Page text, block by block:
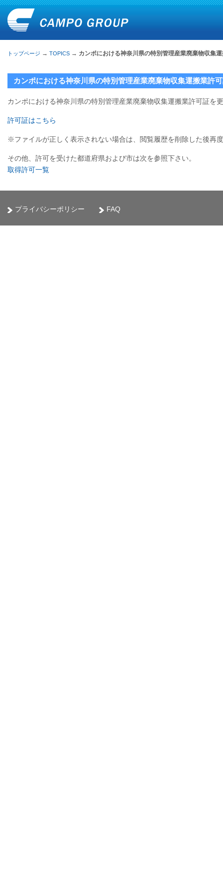
トップページ → TOPICS → カンポにおける神奈川県の特別管理産業廃棄物収集
カンポにおける神奈川県の特別管理産業廃棄物収集運搬業許
カンポにおける神奈川県の特別管理産業廃棄物収集運搬業許可証を
許可証はこちら
※ファイルが正しく表示されない場合は、閲覧履歴を削除した後再
その他、許可を受けた都道府県および市は次を参照下さい。
取得許可一覧
プライバシーポリシー FAQ